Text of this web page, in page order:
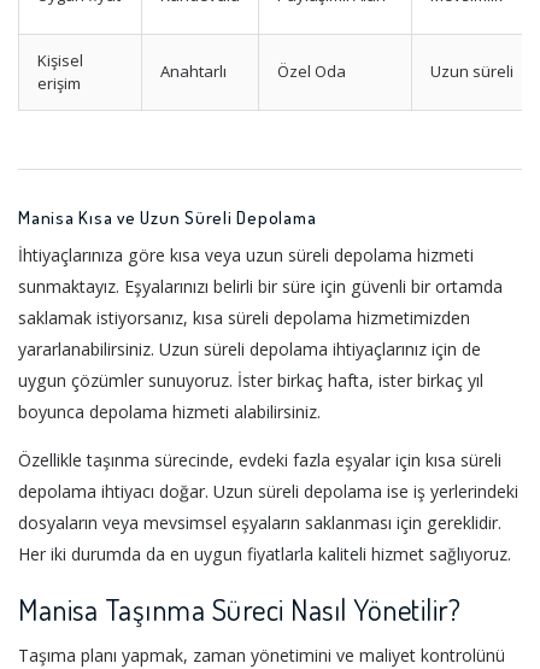
Kişisel
erişim
Anahtarlı Özel Oda Uzun süreli
Manisa Kısa ve Uzun Süreli Depolama
İhtiyaçlarınıza göre kısa veya uzun süreli depolama hizmeti
sunmaktayız. Eşyalarınızı belirli bir süre için güvenli bir ortamda
saklamak istiyorsanız, kısa süreli depolama hizmetimizden
yararlanabilirsiniz. Uzun süreli depolama ihtiyaçlarınız için de
uygun çözümler sunuyoruz. İster birkaç hafta, ister birkaç yıl
boyunca depolama hizmeti alabilirsiniz.
Özellikle taşınma sürecinde, evdeki fazla eşyalar için kısa süreli
depolama ihtiyacı doğar. Uzun süreli depolama ise iş yerlerindeki
dosyaların veya mevsimsel eşyaların saklanması için gereklidir.
Her iki durumda da en uygun fiyatlarla kaliteli hizmet sağlıyoruz.
Manisa Taşınma Süreci Nasıl Yönetilir?
Taşıma planı yapmak, zaman yönetimini ve maliyet kontrolünü